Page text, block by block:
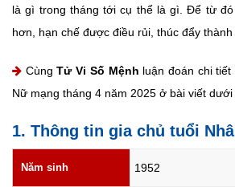
là gì trong tháng tới cụ thể là gì. Để từ
hơn, hạn chế được điều rủi, thúc đẩy thành
CùngTử Vi Số Mệnh luận đoán chi
Nữ mạng tháng 4 năm 2025 ở bài viết dưới
1. Thông tin gia chủ tuổi
Năm sinh 1952